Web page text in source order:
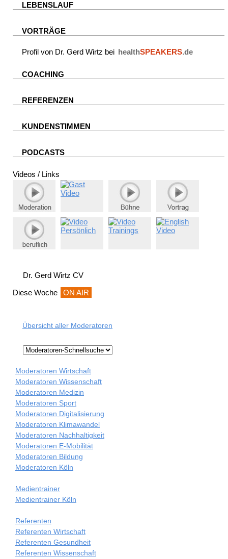
LEBENSLAUF
VORTRÄGE
Profil von Dr. Gerd Wirtz bei healthSPEAKERS.de
COACHING
REFERENZEN
KUNDENSTIMMEN
PODCASTS
Videos / Links
Dr. Gerd Wirtz CV
Diese Woche
ON AIR
Übersicht aller Moderatoren
Moderatoren Wirtschaft
Moderatoren Wissenschaft
Moderatoren Medizin
Moderatoren Sport
Moderatoren Digitalisierung
Moderatoren Klimawandel
Moderatoren Nachhaltigkeit
Moderatoren E-Mobilität
Moderatoren Bildung
Moderatoren Köln
Medientrainer
Medientrainer Köln
Referenten
Referenten Wirtschaft
Referenten Gesundheit
Referenten Wissenschaft